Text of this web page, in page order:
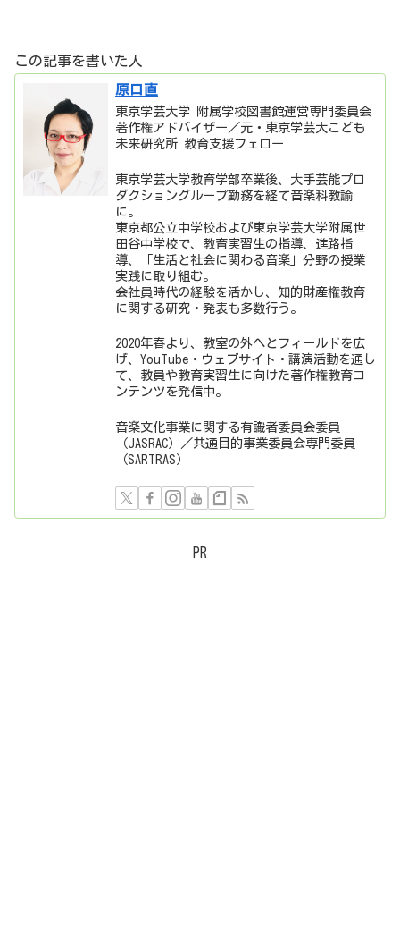
この記事を書いた人
原口直
東京学芸大学 附属学校図書館運営専門委員会
著作権アドバイザー／元・東京学芸大こども
未来研究所 教育支援フェロー
東京学芸大学教育学部卒業後、大手芸能プロ
ダクショングループ勤務を経て音楽科教諭
に。
東京都公立中学校および東京学芸大学附属世
田谷中学校で、教育実習生の指導、進路指
導、「生活と社会に関わる音楽」分野の授業
実践に取り組む。
会社員時代の経験を活かし、知的財産権教育
に関する研究・発表も多数行う。
2020年春より、教室の外へとフィールドを広
げ、YouTube・ウェブサイト・講演活動を通し
て、教員や教育実習生に向けた著作権教育コ
ンテンツを発信中。
音楽文化事業に関する有識者委員会委員
（JASRAC）／共通目的事業委員会専門委員
（SARTRAS）
PR